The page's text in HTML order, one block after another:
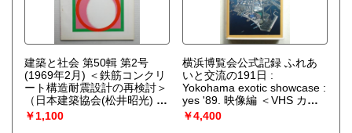
建築と社会 第50輯 第2号
(1969年2月) ＜鉄筋コンクリ
ート構造耐震設計の再検討＞
（日本建築協会(松井昭光) :
編）
￥1,100
横浜博覧会公式記録 ふれあ
いと交流の191日 :
Yokohama exotic showcase :
yes '89. 映像編 ＜VHS カセ
ットテープ＞
協会）
￥4,400